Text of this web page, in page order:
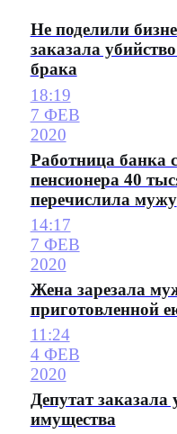
Не поделили
заказала
брака
18:19
7 ФЕВ
2020
Работница банка
пенсионера 40
перечислила мужу
14:17
7 ФЕВ
2020
Жена зарезала
приготовленной
11:24
4 ФЕВ
2020
Депутат
имущества